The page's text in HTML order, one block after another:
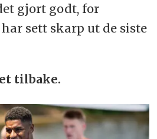
gjort godt, for
sett skarp ut de siste
tilbake.